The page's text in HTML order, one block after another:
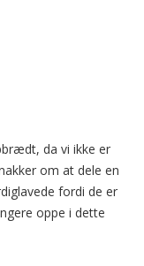
da vi ikke er
om at dele en
fordi de er
oppe i dette